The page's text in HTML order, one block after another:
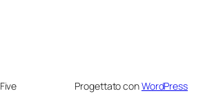
Progettato conWordPress